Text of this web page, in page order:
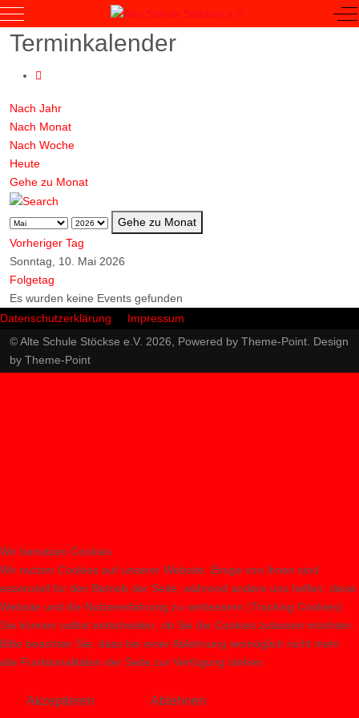
Mobile Menu Toggle
Terminkalender
Nach Jahr
Nach Monat
Nach Woche
Heute
Gehe zu Monat
Gehe zu Monat
Vorheriger Tag
Sonntag, 10. Mai 2026
Folgetag
Es wurden keine Events gefunden
Datenschutzerklärung
Impressum
© Alte Schule Stöckse e.V. 2026, Powered by Theme-Point . Design
by Theme-Point
Wir benutzen Cookies
Wir nutzen Cookies auf unserer Website. Einige von ihnen sind
essenziell für den Betrieb der Seite, während andere uns helfen, diese
Website und die Nutzererfahrung zu verbessern (Tracking Cookies).
Sie können selbst entscheiden, ob Sie die Cookies zulassen möchten.
Bitte beachten Sie, dass bei einer Ablehnung womöglich nicht mehr
alle Funktionalitäten der Seite zur Verfügung stehen.
Akzeptieren Ablehnen